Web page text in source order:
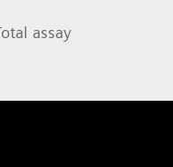
assay